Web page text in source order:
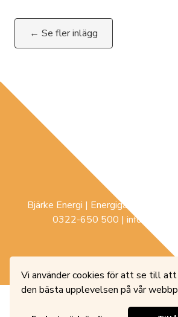
← Se fler inlägg
Bjärke Energi | Energigatan 3 |
0322-650 500 |
Vi använder cookies för att se till att
den bästa upplevelsen på vår